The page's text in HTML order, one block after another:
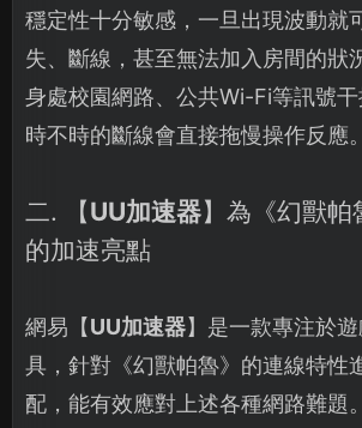
穩定性十分敏感，一旦出現波動就
失、斷線，甚至無法加入房間的狀
身處校園網路、公共Wi-Fi等訊號干
時不時的斷線會直接拖慢操作反應。
二. 【UU加速器】為《幻獸
的加速亮點
網易【UU加速器】是一款專注於
具，針對《幻獸帕魯》的連線特性
配，能有效應對上述各種網路難題